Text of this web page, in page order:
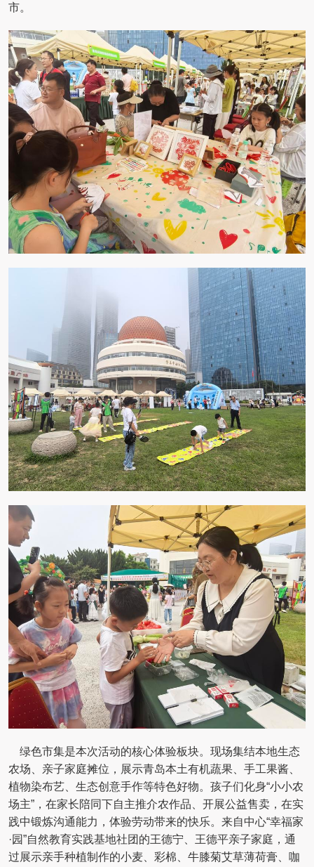
市。
绿色市集是本次活动的核心体验板块。现场集结本地生态
农场、亲子家庭摊位，展示青岛本土有机蔬果、手工果酱、
植物染布艺、生态创意手作等特色好物。孩子们化身“小小农
场主”，在家长陪同下自主推介农作品、开展公益售卖，在实
践中锻炼沟通能力，体验劳动带来的快乐。来自中心“幸福家
·园”自然教育实践基地社团的王德宁、王德平亲子家庭，通
过展示亲手种植制作的小麦、彩棉、牛膝菊艾草薄荷膏、咖